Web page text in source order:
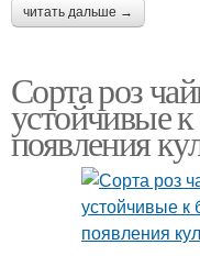
читать дальше →
Сорта роз
устойчивые
появления